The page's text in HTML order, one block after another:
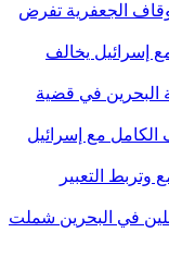
الجعفرية تفرض
إسرائيل يخالف
البحرين في قضية
مع إسرائيل
التعبير
في البحرين شملت